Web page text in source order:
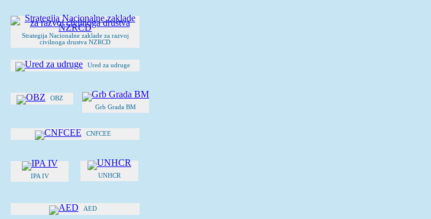
Strategija Nacionalne zaklade za razvoj
civilnoga drustva NZRCD
Ured za udruge
OBZ
Grb Grada BM
CNFCEE
IPA IV UNHCR
AED